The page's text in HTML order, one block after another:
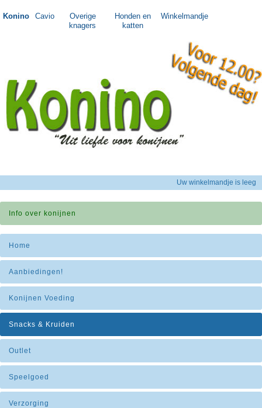
Konino Cavio
Overige
knagers
Honden en
katten
Winkelmandje
Uw winkelmandje is leeg
Info over konijnen
Home
Aanbiedingen!
Konijnen Voeding
Snacks & Kruiden
Outlet
Speelgoed
Verzorging